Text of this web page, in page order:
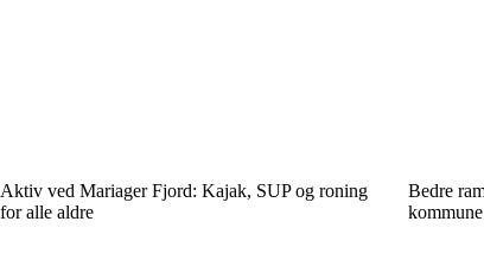
Aktiv ved Mariager Fjord: Kajak, SUP og roning
for alle aldre
Bedre